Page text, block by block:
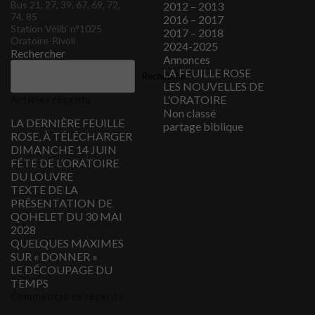
Bus 21, 27, 39, 67, 69, 72,
74, 85
Station Vélib’ n°1025
Oratoire-Rivoli
Rechercher
Rechercher
LA DERNIÈRE FEUILLE
ROSE, À TÉLÉCHARGER
DIMANCHE 14 JUIN
FÊTE DE L’ORATOIRE
DU LOUVRE
TEXTE DE LA
PRÉSENTATION DE
QOHELET DU 30 MAI
2028
QUELQUES MAXIMES
SUR « DONNER »
LE DÉCOUPAGE DU
TEMPS
2012 – 2013
2016 – 2017
2017 – 2018
2024-2025
Annonces
LA FEUILLE ROSE
LES NOUVELLES DE
L'ORATOIRE
Non classé
partage biblique